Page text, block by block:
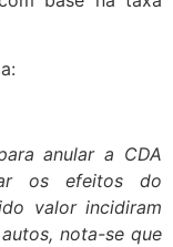
anular a CDA
os efeitos do
valor incidiram
nota-se que